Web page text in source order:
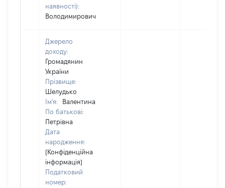
наявності):
Володимирович
Джерело
доходу:
Громадянин
України
Прізвище:
Шелудько
Ім'я:
Валентина
По батькові:
Петрівна
Дата
народження:
[Конфіденційна
інформація]
Податковий
номер: